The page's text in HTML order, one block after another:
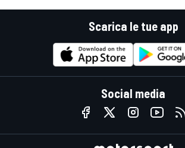
Scarica le tue app
Social media